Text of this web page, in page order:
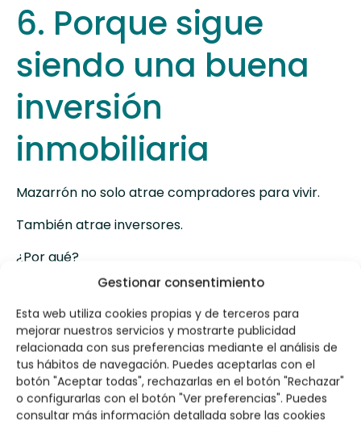
Gestionar consentimiento
Esta web utiliza cookies propias y de terceros para
mejorar nuestros servicios y mostrarte publicidad
relacionada con sus preferencias mediante el análisis de
tus hábitos de navegación. Puedes aceptarlas con el
botón "Aceptar todas", rechazarlas en el botón "Rechazar"
o configurarlas con el botón "Ver preferencias". Puedes
consultar más información detallada sobre las cookies
6. Porque sigue
siendo una buena
inversión
inmobiliaria
Mazarrón no solo atrae compradores para vivir.
También atrae inversores.
¿Por qué?
Porque sigue existiendo potencial de crecimiento.
Cada vez más personas buscan viviendas en:
Puerto de Mazarrón
Bolnuevo
Bahía
El Alamillo